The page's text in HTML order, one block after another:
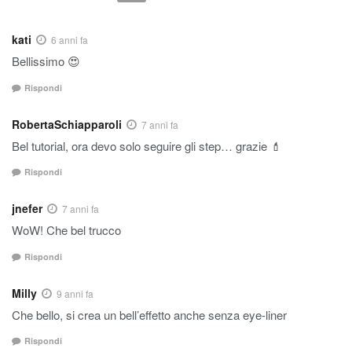
kati 6 anni fa
Bellissimo 😍
Rispondi
RobertaSchiapparoli 7 anni fa
Bel tutorial, ora devo solo seguire gli step… grazie 💄
Rispondi
jnefer 7 anni fa
WoW! Che bel trucco
Rispondi
Milly 9 anni fa
Che bello, si crea un bell’effetto anche senza eye-liner
Rispondi